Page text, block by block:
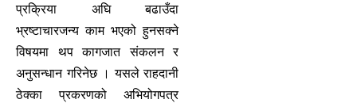
प्रक्रिया अघि बढाउँदा
भ्रष्टाचारजन्य काम भएको हुनसक्ने
विषयमा थप कागजात संकलन र
अनुसन्धान गरिनेछ । यसले राहदानी
ठेक्का प्रकरणको अभियोगपत्र